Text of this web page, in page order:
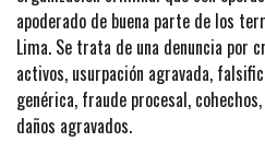
apoderado de buena parte de los
Lima. Se trata de una denuncia por
activos, usurpación agravada,
genérica, fraude procesal,
daños agravados.